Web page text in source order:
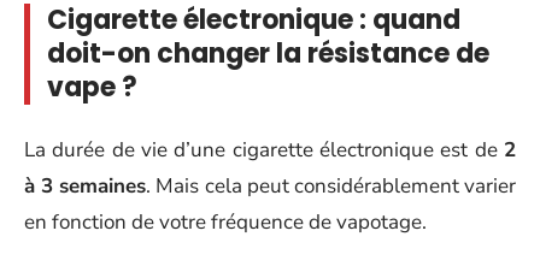
Cigarette électronique : quand
doit-on changer la résistance de
vape ?
La durée de vie d’une cigarette électronique est de 2
à 3 semaines. Mais cela peut considérablement varier
en fonction de votre fréquence de vapotage.